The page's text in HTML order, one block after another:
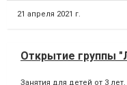
21 апреля 2021 г.
Открытие группы
Занятия для детей от 3